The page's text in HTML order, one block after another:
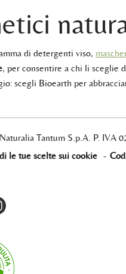
di detergenti viso,
, per consentire a chi li sceglie
scegli Bioearth per
Tantum S.p.A. P. IVA
le tue scelte sui cookie -